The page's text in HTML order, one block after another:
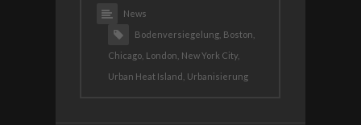
News
Bodenversiegelung, Boston,
Chicago, London, New York City,
Urban Heat Island, Urbanisierung